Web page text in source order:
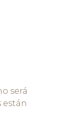
será
están